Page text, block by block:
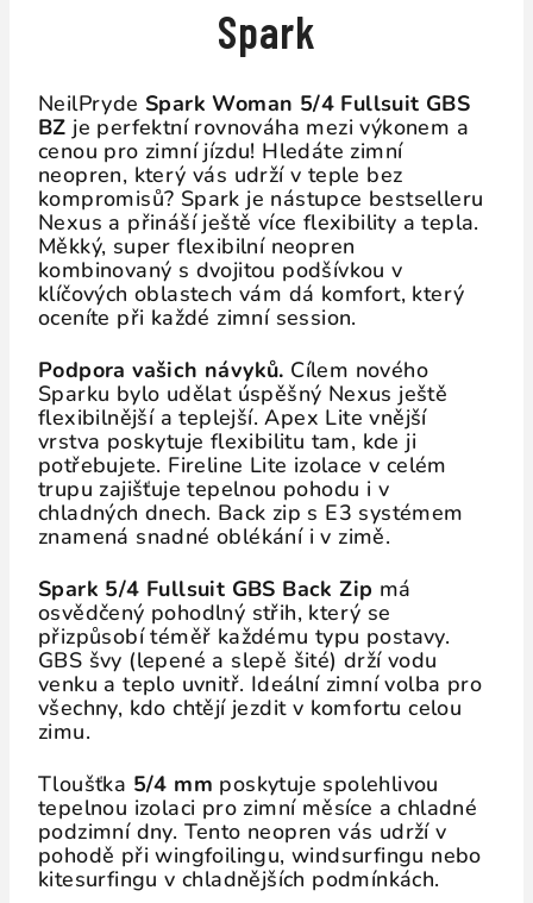
Spark
NeilPryde Spark Woman 5/4 Fullsuit GBS
BZ je perfektní rovnováha mezi výkonem a
cenou pro zimní jízdu! Hledáte zimní
neopren, který vás udrží v teple bez
kompromisů? Spark je nástupce bestselleru
Nexus a přináší ještě více flexibility a tepla.
Měkký, super flexibilní neopren
kombinovaný s dvojitou podšívkou v
klíčových oblastech vám dá komfort, který
oceníte při každé zimní session.
Podpora vašich návyků. Cílem nového
Sparku bylo udělat úspěšný Nexus ještě
flexibilnější a teplejší. Apex Lite vnější
vrstva poskytuje flexibilitu tam, kde ji
potřebujete. Fireline Lite izolace v celém
trupu zajišťuje tepelnou pohodu i v
chladných dnech. Back zip s E3 systémem
znamená snadné oblékání i v zimě.
Spark 5/4 Fullsuit GBS Back Zip má
osvědčený pohodlný střih, který se
přizpůsobí téměř každému typu postavy.
GBS švy (lepené a slepě šité) drží vodu
venku a teplo uvnitř. Ideální zimní volba pro
všechny, kdo chtějí jezdit v komfortu celou
zimu.
Tloušťka 5/4 mm poskytuje spolehlivou
tepelnou izolaci pro zimní měsíce a chladné
podzimní dny. Tento neopren vás udrží v
pohodě při wingfoilingu, windsurfingu nebo
kitesurfingu v chladnějších podmínkách.